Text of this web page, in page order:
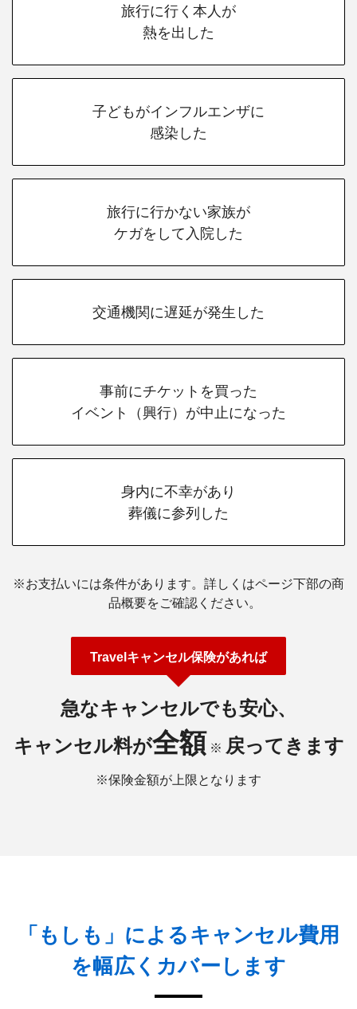
旅行に行く本人が
熱を出した
子どもがインフルエンザに
感染した
旅行に行かない家族が
ケガをして入院した
交通機関に遅延が発生した
事前にチケットを買った
イベント（興行）が中止になった
身内に不幸があり
葬儀に参列した
※お支払いには条件があります。詳しくはページ下部の商
品概要をご確認ください。
Travelキャンセル保険があれば
急なキャンセルでも安心、
キャンセル料が全額 ※ 戻ってきます
※保険金額が上限となります
「もしも」によるキャンセル費用
を幅広くカバーします